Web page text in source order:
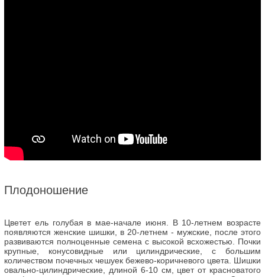
Плодоношение
Цветет ель голубая в мае-начале июня. В 10-летнем возрасте
появляются женские шишки, в 20-летнем - мужские, после этого
развиваются полноценные семена с высокой всхожестью. Почки
крупные, конусовидные или цилиндрические, с большим
количеством почечных чешуек бежево-коричневого цвета. Шишки
овально-цилиндрические, длиной 6-10 см, цвет от красноватого